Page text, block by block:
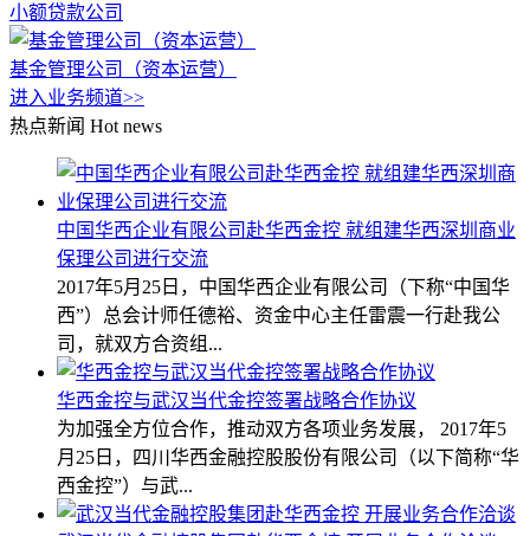
小额贷款公司
基金管理公司（资本运营）
进入业务频道>>
热点新闻 Hot news
中国华西企业有限公司赴华西金控 就组建华西深圳商业
保理公司进行交流
2017年5月25日，中国华西企业有限公司（下称“中国华
西”）总会计师任德裕、资金中心主任雷震一行赴我公
司，就双方合资组...
华西金控与武汉当代金控签署战略合作协议
为加强全方位合作，推动双方各项业务发展， 2017年5
月25日，四川华西金融控股股份有限公司（以下简称“华
西金控”）与武...